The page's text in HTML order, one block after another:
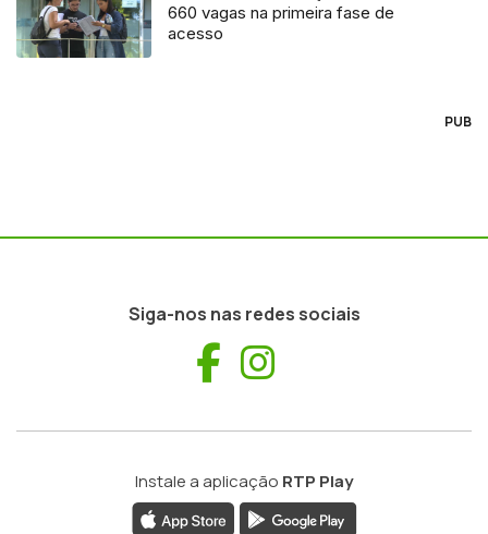
660 vagas na primeira fase de
acesso
PUB
Siga-nos nas redes sociais
Facebook
Instale a aplicação RTP Play